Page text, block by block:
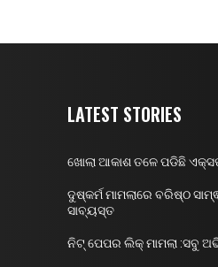
LATEST STORIES
ଖୋଲା ଆକାଶ ତଳେ ପଡିଛି
ଦୁଷ୍କର୍ମ ମାମଲାରେ ବରିଷ୍ଠ
ସାବ୍ୟସ୍ତ
ନିଟ୍ ପେପର ଲିକ୍ ମାମଲା :ସବୁ